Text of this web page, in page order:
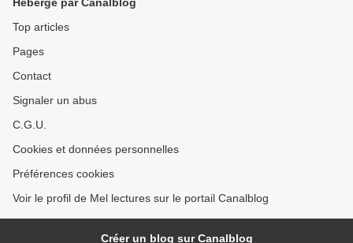
Top articles
Pages
Contact
Signaler un abus
C.G.U.
Cookies et données personnelles
Préférences cookies
Voir le profil de Mel lectures sur le portail Canalblog
Créer un blog sur Canalblog